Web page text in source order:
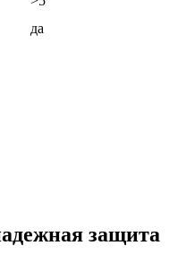
да
защита